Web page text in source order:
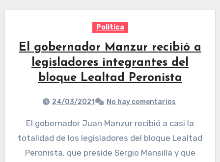
Politica
El gobernador Manzur recibió a
legisladores integrantes del
bloque Lealtad Peronista
24/03/2021 No hay comentarios
El gobernador Juan Manzur recibió a casi la
totalidad de los legisladores del bloque Lealtad
Peronista, que preside Sergio Mansilla y que